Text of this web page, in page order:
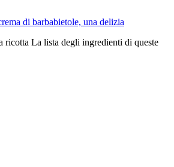
di barbabietole, una delizia
ricotta La lista degli ingredienti di queste